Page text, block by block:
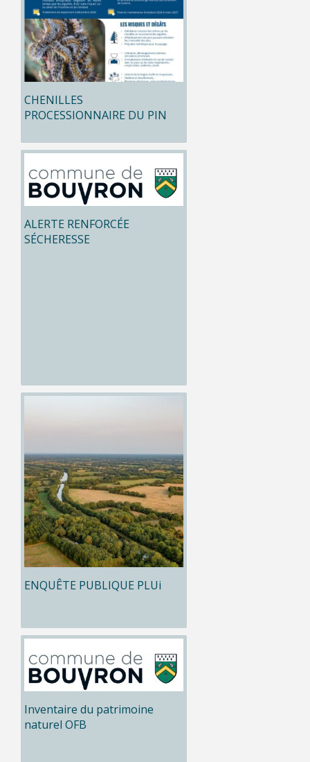
CHENILLES
PROCESSIONNAIRE DU PIN
ALERTE RENFORCÉE
SÉCHERESSE
ENQUÊTE PUBLIQUE PLUi
Inventaire du patrimoine
naturel OFB